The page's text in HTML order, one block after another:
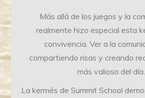
Más allá de los juegos y la
realmente hizo especial esta
convivencia. Ver a la
compartiendo risas y creando
más valioso del día.
La kermés de Summit School